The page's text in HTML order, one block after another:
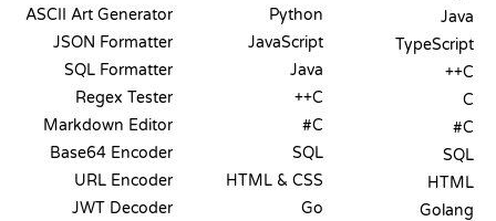
Java
TypeScript
C++
C
C#
SQL
HTML
Golang
Python
JavaScript
Java
C++
C#
SQL
HTML & CSS
Go
ASCII Art Generator
JSON Formatter
SQL Formatter
Regex Tester
Markdown Editor
Base64 Encoder
URL Encoder
JWT Decoder